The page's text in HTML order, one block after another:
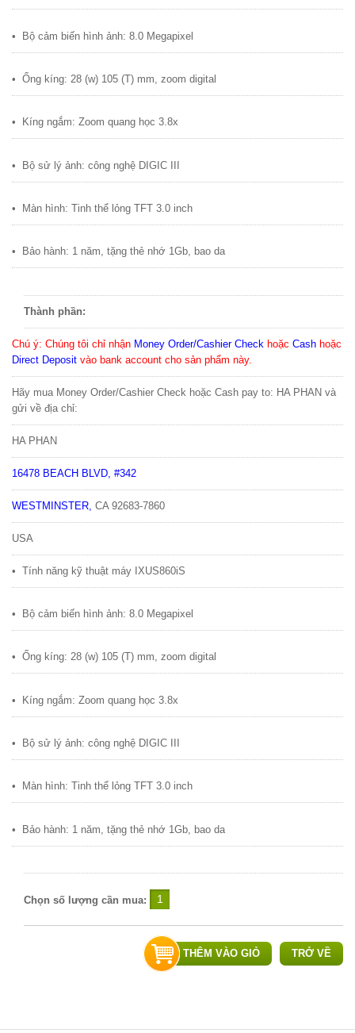
• Bộ cảm biến hình ảnh: 8.0 Megapixel
• Ống kíng: 28 (w) 105 (T) mm, zoom digital
• Kíng ngắm: Zoom quang học 3.8x
• Bộ sử lý ảnh: công nghệ DIGIC III
• Màn hình: Tinh thể ỏng TFT 3.0 inch
• Bảo hành: 1 năm, tặng thẻ nhớ 1Gb, bao da
Thành phần:
Chú ý: Chúng tôi chỉ nhận Money Order/Cashier Check hoặc Cash hoặc
Direct Deposit vào bank account cho sản phẩm này.
Hãy mua Money Order/Cashier Check hoặc Cash pay to: HA PHAN và
gửi về địa chỉ:
HA PHAN
16478 BEACH BLVD, #342
WESTMINSTER CA 92683-7860
USA
• Tính năng kỹ thuật máy IXUS860iS
• Bộ cảm biến hình ảnh: 8.0 Megapixel
• Ống kíng: 28 (w) 105 (T) mm, zoom digital
• Kíng ngắm: Zoom quang học 3.8x
• Bộ sử lý ảnh: công nghệ DIGIC III
• Màn hình: Tinh thể ỏng TFT 3.0 inch
• Bảo hành: 1 năm, tặng thẻ nhớ 1Gb, bao da
Chọn số lượng cần mua:
TRỞ VỀ
THÊM VÀO GIỎ